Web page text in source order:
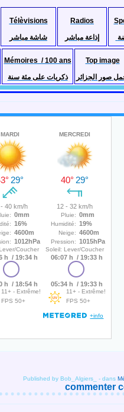
Télèvisions
شاشة مباشر
Radios
إذاعة مباشر
Mémoires / 100 ans
ذكريات على مئة سنة
Top image
صور الجزائر
Published by Bob_Algiers_ - dans
commenter